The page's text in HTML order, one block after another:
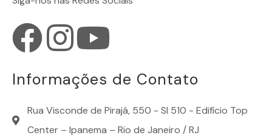
Informações de Contato
Rua Visconde de Pirajá, 550 - Sl 510 - Edifício Top
Center – Ipanema – Rio de Janeiro / RJ